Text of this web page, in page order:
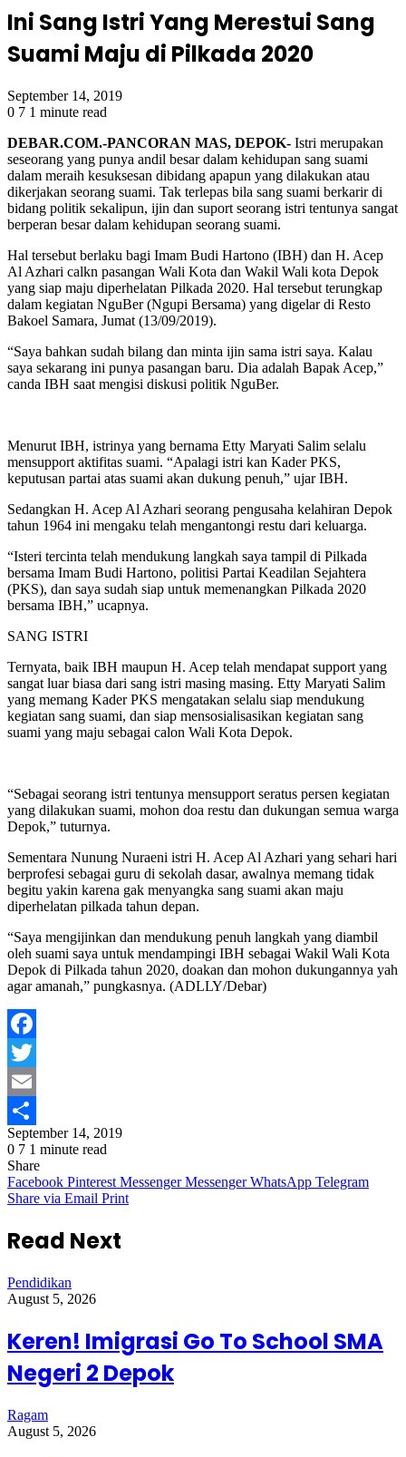
Ini Sang Istri Yang Merestui Sang
Suami Maju di Pilkada 2020
September 14, 2019
0 7 1 minute read
DEBAR.COM.-PANCORAN MAS, DEPOK- Istri merupakan
seseorang yang punya andil besar dalam kehidupan sang suami
dalam meraih kesuksesan dibidang apapun yang dilakukan atau
dikerjakan seorang suami. Tak terlepas bila sang suami berkarir di
bidang politik sekalipun, ijin dan suport seorang istri tentunya sangat
berperan besar dalam kehidupan seorang suami.
Hal tersebut berlaku bagi Imam Budi Hartono (IBH) dan H. Acep
Al Azhari calkn pasangan Wali Kota dan Wakil Wali kota Depok
yang siap maju diperhelatan Pilkada 2020. Hal tersebut terungkap
dalam kegiatan NguBer (Ngupi Bersama) yang digelar di Resto
Bakoel Samara, Jumat (13/09/2019).
“Saya bahkan sudah bilang dan minta ijin sama istri saya. Kalau
saya sekarang ini punya pasangan baru. Dia adalah Bapak Acep,”
canda IBH saat mengisi diskusi politik NguBer.
Menurut IBH, istrinya yang bernama Etty Maryati Salim selalu
mensupport aktifitas suami. “Apalagi istri kan Kader PKS,
keputusan partai atas suami akan dukung penuh,” ujar IBH.
Sedangkan H. Acep Al Azhari seorang pengusaha kelahiran Depok
tahun 1964 ini mengaku telah mengantongi restu dari keluarga.
“Isteri tercinta telah mendukung langkah saya tampil di Pilkada
bersama Imam Budi Hartono, politisi Partai Keadilan Sejahtera
(PKS), dan saya sudah siap untuk memenangkan Pilkada 2020
bersama IBH,” ucapnya.
SANG ISTRI
Ternyata, baik IBH maupun H. Acep telah mendapat support yang
sangat luar biasa dari sang istri masing masing. Etty Maryati Salim
yang memang Kader PKS mengatakan selalu siap mendukung
kegiatan sang suami, dan siap mensosialisasikan kegiatan sang
suami yang maju sebagai calon Wali Kota Depok.
“Sebagai seorang istri tentunya mensupport seratus persen kegiatan
yang dilakukan suami, mohon doa restu dan dukungan semua warga
Depok,” tuturnya.
Sementara Nunung Nuraeni istri H. Acep Al Azhari yang sehari hari
berprofesi sebagai guru di sekolah dasar, awalnya memang tidak
begitu yakin karena gak menyangka sang suami akan maju
diperhelatan pilkada tahun depan.
“Saya mengijinkan dan mendukung penuh langkah yang diambil
oleh suami saya untuk mendampingi IBH sebagai Wakil Wali Kota
Depok di Pilkada tahun 2020, doakan dan mohon dukungannya yah
agar amanah,” pungkasnya. (ADLLY/Debar)
Facebook
Twitter
Email
Share
September 14, 2019
0 7 1 minute read
Share
Facebook Pinterest Messenger Messenger WhatsApp Telegram
Share via Email Print
Read Next
Pendidikan
August 5, 2026
Keren! Imigrasi Go To School SMA
Negeri 2 Depok
Ragam
August 5, 2026